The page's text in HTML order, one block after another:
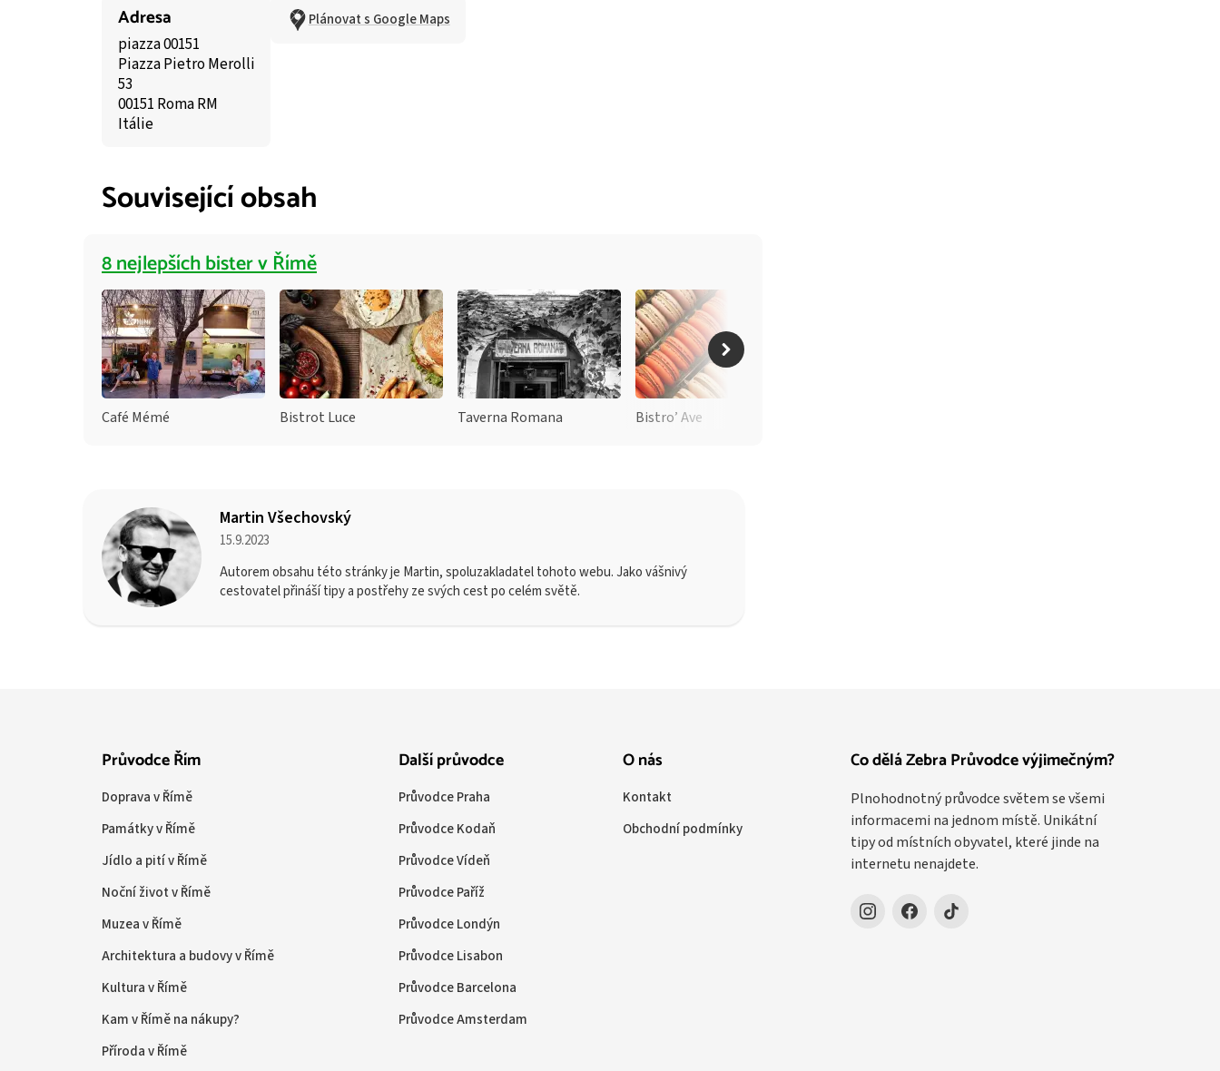
Adresa
piazza 00151
Piazza Pietro Merolli
53
00151 Roma RM
Itálie
Plánovat s Google Maps
Související obsah
8 nejlepších bister v Římě
Café Mémé Bistrot Luce Taverna Romana Bistro’ Ave
Martin Všechovský
15.9.2023
Autorem obsahu této stránky je Martin, spoluzakladatel tohoto webu. Jako vášnivý
cestovatel přináší tipy a postřehy ze svých cest po celém světě.
Co dělá Zebra Průvodce výjimečným?
Plnohodnotný průvodce světem se všemi
informacemi na jednom místě. Unikátní
tipy od místních obyvatel, které jinde na
internetu nenajdete.
Průvodce Řím
Doprava v Římě
Památky v Římě
Jídlo a pití v Římě
Noční život v Římě
Muzea v Římě
Architektura a budovy v Římě
Kultura v Římě
Kam v Římě na nákupy?
Příroda v Římě
Další průvodce
Průvodce Praha
Průvodce Kodaň
Průvodce Vídeň
Průvodce Paříž
Průvodce Londýn
Průvodce Lisabon
Průvodce Barcelona
Průvodce Amsterdam
O nás
Kontakt
Obchodní podmínky